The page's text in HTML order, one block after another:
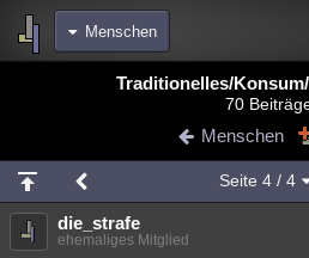
Menschen
Blogs
Chat Wiki Neuigkeiten
meine Rubriken
Menschen Wissenschaft
Traditionelles/
70
Menschen
Seite 4/ 4
die_strafe
ehemaliges Mitglied